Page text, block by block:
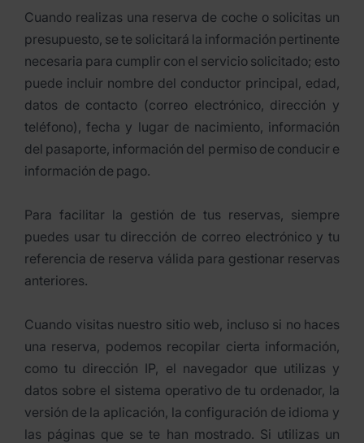
Cuando realizas una reserva de coche o solicitas un
presupuesto, se te solicitará la información pertinente
necesaria para cumplir con el servicio solicitado; esto
puede incluir nombre del conductor principal, edad,
datos de contacto (correo electrónico, dirección y
teléfono), fecha y lugar de nacimiento, información
del pasaporte, información del permiso de conducir e
información de pago.
Para facilitar la gestión de tus reservas, siempre
puedes usar tu dirección de correo electrónico y tu
referencia de reserva válida para gestionar reservas
anteriores.
Cuando visitas nuestro sitio web, incluso si no haces
una reserva, podemos recopilar cierta información,
como tu dirección IP, el navegador que utilizas y
datos sobre el sistema operativo de tu ordenador, la
versión de la aplicación, la configuración de idioma y
las páginas que se te han mostrado. Si utilizas un